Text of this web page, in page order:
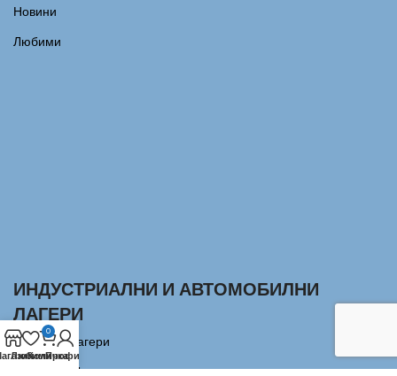
Новини
Любими
ИНДУСТРИАЛНИ И АВТОМОБИЛНИ
ЛАГЕРИ
Сачмени лагери
Аксиални Лагери
Любими
0
Количка
Профил